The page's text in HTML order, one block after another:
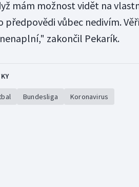
mám možnost vidět na
předpovědi vůbec nedivím.
zakončil Pekarík.
Bundesliga Koronavirus